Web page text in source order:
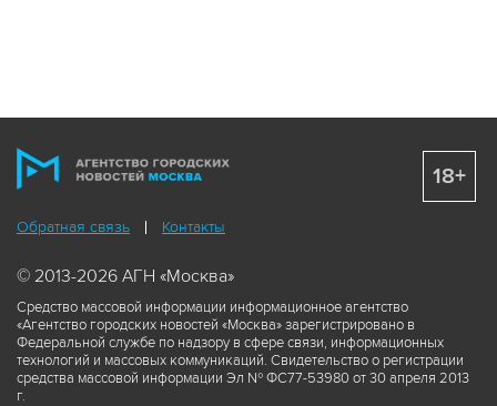
Обратная связь Контакты
© 2013-2026 АГН «Москва»
Средство массовой информации информационное агентство
«Агентство городских новостей «Москва» зарегистрировано в
Федеральной службе по надзору в сфере связи, информационных
технологий и массовых коммуникаций. Свидетельство о регистрации
средства массовой информации Эл № ФС77-53980 от 30 апреля 2013
г.
18+